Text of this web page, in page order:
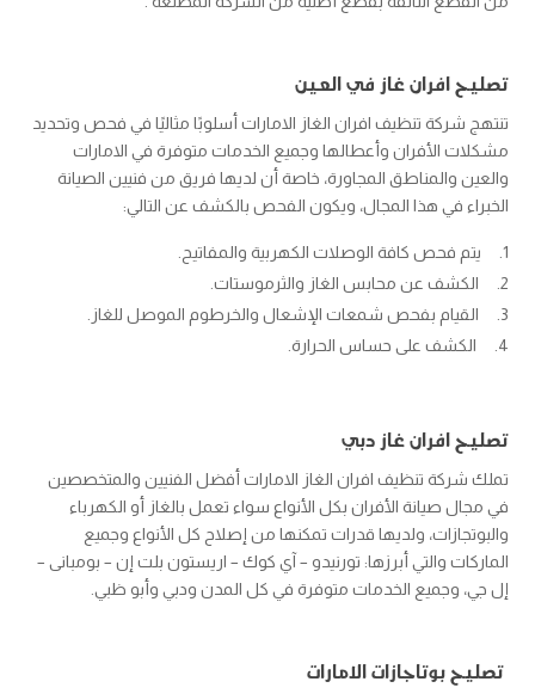
تصليح افران غاز في العين
تنتهج شركة تنظيف افران الغاز الامارات أسلوبًا مثاليًا في فحص وتحديد
مشكلات الأفران وأعطالها وجميع الخدمات متوفرة في الامارات
والعين والمناطق المجاورة، خاصة أن لديها فريق من فنيين الصيانة
الخبراء في هذا المجال، ويكون الفحص بالكشف عن التالي:
يتم فحص كافة الوصلات الكهربية والمفاتيح.
الكشف عن محابس الغاز والثرموستات.
القيام بفحص شمعات الإشعال والخرطوم الموصل للغاز.
الكشف على حساس الحرارة.
تصليح افران غاز دبي
تملك شركة تنظيف افران الغاز الامارات أفضل الفنيين والمتخصصين
في مجال صيانة الأفران بكل الأنواع سواء تعمل بالغاز أو الكهرباء
والبوتجازات، ولديها قدرات تمكنها من إصلاح كل الأنواع وجميع
الماركات والتي أبرزها: تورنيدو – آي كوك – اريستون بلت إن – بومبانى –
إل جي، وجميع الخدمات متوفرة في كل المدن ودبي وأبو ظبي.
تصليح بوتاجازات الامارات